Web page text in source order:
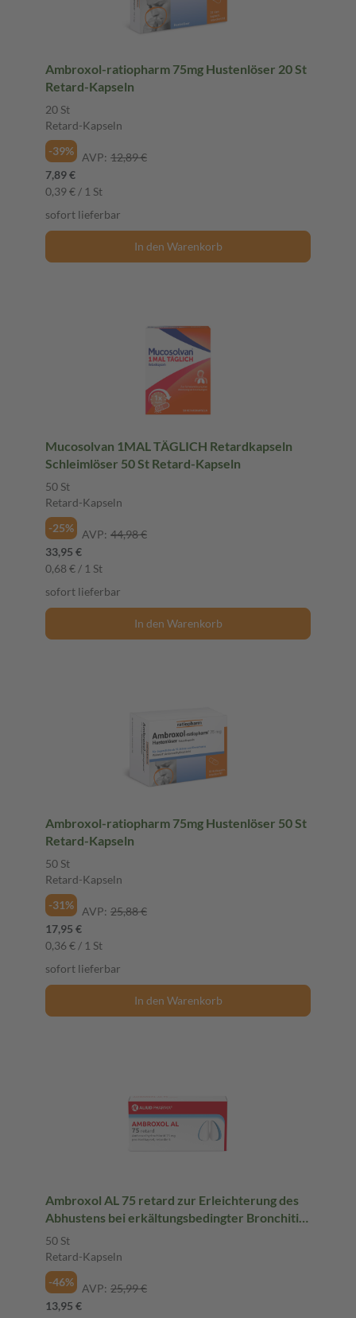
Ambroxol-ratiopharm 75mg Hustenlöser 20 St
Retard-Kapseln
20 St
Retard-Kapseln
-39%
AVP: 12,89 €
7,89 €
0,39 € / 1 St
sofort lieferbar
In den Warenkorb
Mucosolvan 1MAL TÄGLICH Retardkapseln
Schleimlöser 50 St Retard-Kapseln
50 St
Retard-Kapseln
-25%
AVP: 44,98 €
33,95 €
0,68 € / 1 St
sofort lieferbar
In den Warenkorb
Ambroxol-ratiopharm 75mg Hustenlöser 50 St
Retard-Kapseln
50 St
Retard-Kapseln
-31%
AVP: 25,88 €
17,95 €
0,36 € / 1 St
sofort lieferbar
In den Warenkorb
Ambroxol AL 75 retard zur Erleichterung des
Abhustens bei erkältungsbedingter Bronchitis
(Schleimlöser)
50 St
Retard-Kapseln
-46%
AVP: 25,99 €
13,95 €